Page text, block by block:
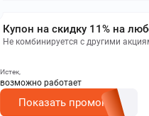
Купон на скидку 11% на
Не комбинируется с другими
Истек,
возможно работает
Показать промокод